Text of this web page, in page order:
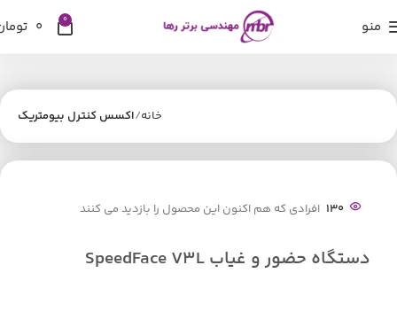
منو 0
0
خانه اکسس کنترل بیومتریک
130 افرادی که هم اکنون این محصول را بازدید می کنند
دستگاه حضور و غیاب SpeedFace V3L